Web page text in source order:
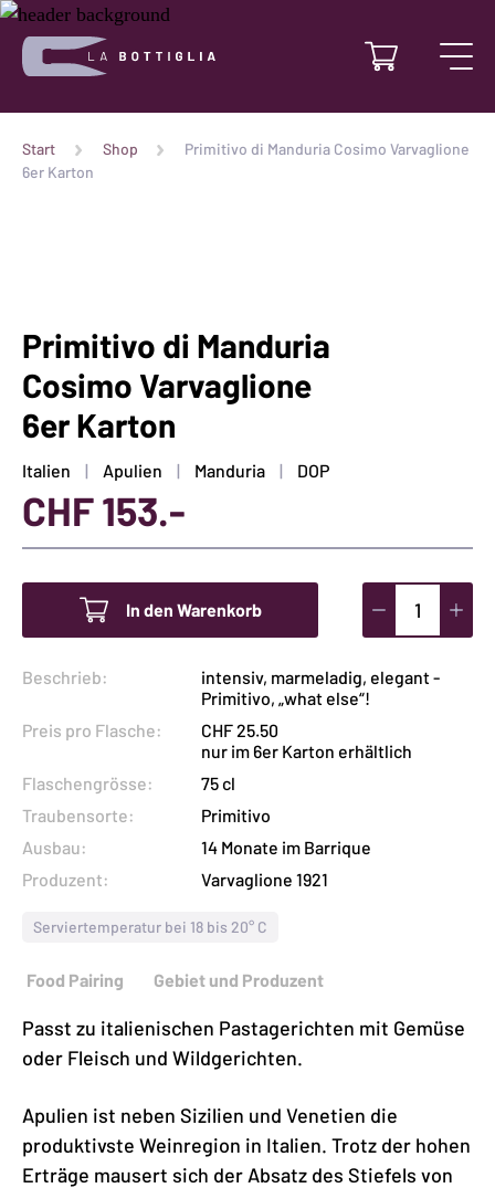
Start Shop
Primitivo di Manduria Cosimo Varvaglione
6er Karton
Primitivo di Manduria
Cosimo Varvaglione
6er Karton
Italien Apulien Manduria DOP
CHF153.-
Primitivo
Manduria
Cosimo
Varvaglione
In den Warenkorb
Beschrieb:
intensiv, marmeladig, elegant -
Primitivo, „what else“!
Preis pro Flasche:
CHF 25.50
nur im 6er Karton erhältlich
Flaschengrösse:
75 cl
Traubensorte:
Primitivo
Ausbau:
14 Monate im Barrique
Produzent:
Varvaglione 1921
Serviertemperatur bei 18 bis 20° C
Food Pairing Gebiet und Produzent
Passt zu italienischen Pastagerichten mit Gemüse
oder Fleisch und Wildgerichten.
Apulien ist neben Sizilien und Venetien die
produktivste Weinregion in Italien. Trotz der hohen
Erträge mausert sich der Absatz des Stiefels von